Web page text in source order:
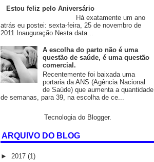
Estou feliz pelo Aniversário
Há exatamente um ano
atrás eu postei: sexta-feira, 25 de novembro de
2011 Inauguração Nesta data...
A escolha do parto não é uma
questão de saúde, é uma questão
comercial.
Recentemente foi baixada uma
portaria da ANS (Agência Nacional
de Saúde) que aumenta a quantidade
de semanas, para 39, na escolha de ce...
Tecnologia do Blogger.
ARQUIVO DO BLOG
► 2017 (1)